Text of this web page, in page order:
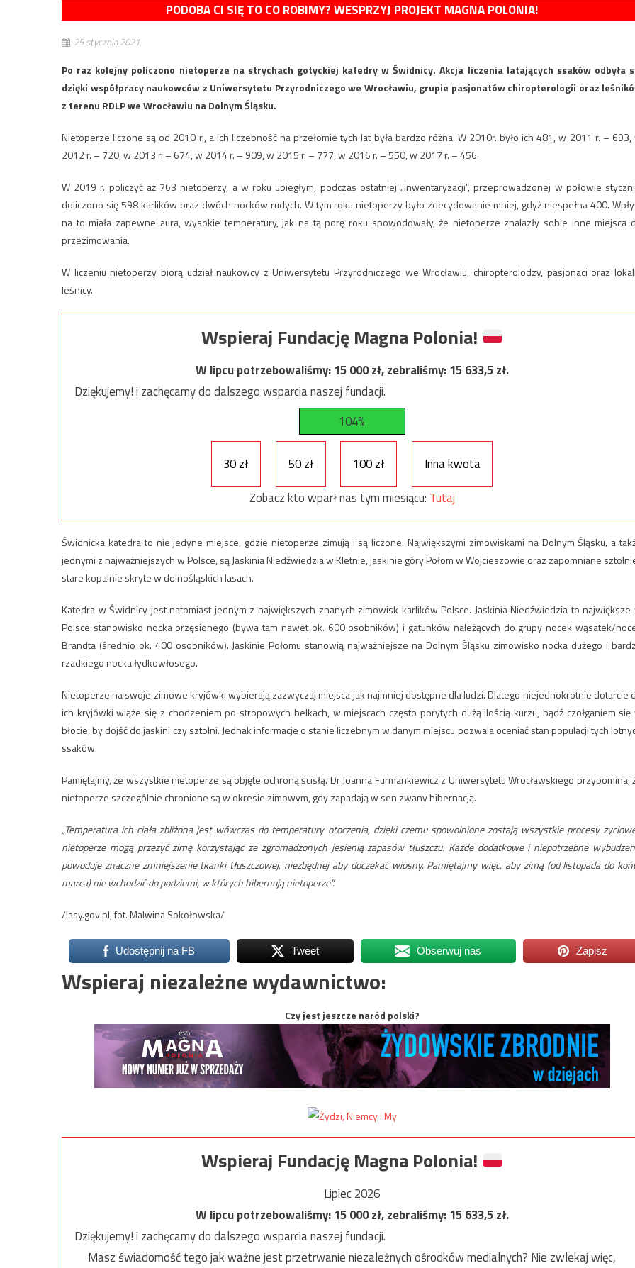
PODOBA CI SIĘ TO CO ROBIMY? WESPRZYJ PROJEKT MAGNA POLONIA!
25 stycznia 2021
Po raz kolejny policzono nietoperze na strychach gotyckiej katedry w Świdnicy. Akcja liczenia latających ssaków odbyła
dzięki współpracy naukowców z Uniwersytetu Przyrodniczego we Wrocławiu, grupie pasjonatów chiropterologii oraz
z terenu RDLP we Wrocławiu na Dolnym Śląsku.
Nietoperze liczone są od 2010 r., a ich liczebność na przełomie tych lat była bardzo różna. W 2010r. było ich 481, w 2011 r. – 693,
2012 r. – 720, w 2013 r. – 674, w 2014 r. – 909, w 2015 r. – 777, w 2016 r. – 550, w 2017 r. – 456.
W 2019 r. policzyć aż 763 nietoperzy, a w roku ubiegłym, podczas ostatniej „inwentaryzacji”, przeprowadzonej w połowie
doliczono się 598 karlików oraz dwóch nocków rudych. W tym roku nietoperzy było zdecydowanie mniej, gdyż niespełna 400.
na to miała zapewne aura, wysokie temperatury, jak na tą porę roku spowodowały, że nietoperze znalazły sobie inne miejsca
przezimowania.
W liczeniu nietoperzy biorą udział naukowcy z Uniwersytetu Przyrodniczego we Wrocławiu, chiropterolodzy, pasjonaci oraz
leśnicy.
Wspieraj Fundację Magna Polonia!
W lipcu potrzebowaliśmy:15 000zł, zebraliśmy:15 633,5zł.
Dziękujemy! i zachęcamy do dalszego wsparcia naszej fundacji.
104%
30 zł 50 zł 100 zł
Inna kwota
Zobacz kto wparł nas tym miesiącu: Tutaj
Świdnicka katedra to nie jedyne miejsce, gdzie nietoperze zimują i są liczone. Największymi zimowiskami na Dolnym Śląsku, a
jednymi z najważniejszych w Polsce, są Jaskinia Niedźwiedzia w Kletnie, jaskinie góry Połom w Wojcieszowie oraz zapomniane
stare kopalnie skryte w dolnośląskich lasach.
Katedra w Świdnicy jest natomiast jednym z największych znanych zimowisk karlików Polsce. Jaskinia Niedźwiedzia to największe
Polsce stanowisko nocka orzęsionego (bywa tam nawet ok. 600 osobników) i gatunków należących do grupy nocek wąsatek/
Brandta (średnio ok. 400 osobników). Jaskinie Połomu stanowią najważniejsze na Dolnym Śląsku zimowisko nocka dużego i
rzadkiego nocka łydkowłosego.
Nietoperze na swoje zimowe kryjówki wybierają zazwyczaj miejsca jak najmniej dostępne dla ludzi. Dlatego niejednokrotnie dotarcie
ich kryjówki wiąże się z chodzeniem po stropowych belkach, w miejscach często porytych dużą ilością kurzu, bądź czołganiem się
błocie, by dojść do jaskini czy sztolni. Jednak informacje o stanie liczebnym w danym miejscu pozwala oceniać stan populacji tych
ssaków.
Pamiętajmy, że wszystkie nietoperze są objęte ochroną ścisłą. Dr Joanna Furmankiewicz z Uniwersytetu Wrocławskiego przypomina,
nietoperze szczególnie chronione są w okresie zimowym, gdy zapadają w sen zwany hibernacją.
„Temperatura ich ciała zbliżona jest wówczas do temperatury otoczenia, dzięki czemu spowolnione zostają wszystkie procesy
nietoperze mogą przeżyć zimę korzystając ze zgromadzonych jesienią zapasów tłuszczu. Każde dodatkowe i niepotrzebne
powoduje znaczne zmniejszenie tkanki tłuszczowej, niezbędnej aby doczekać wiosny. Pamiętajmy więc, aby zimą (od listopada do
marca) nie wchodzić do podziemi, w których hibernują nietoperze”.
/lasy.gov.pl, fot. Malwina Sokołowska/
Udostępnij na FB Tweet Obserwuj nas Zapisz
Wspieraj niezależne wydawnictwo:
Czy jest jeszcze naród polski?
Wspieraj Fundację Magna Polonia!
Lipiec 2026
W lipcu potrzebowaliśmy:15 000zł, zebraliśmy:15 633,5zł.
Dziękujemy! i zachęcamy do dalszego wsparcia naszej fundacji.
Masz świadomość tego jak ważne jest przetrwanie niezależnych ośrodków medialnych? Nie zwlekaj więc,